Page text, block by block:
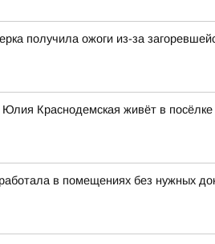
получила ожоги из-за
Краснодемская живёт в
в помещениях без нужных